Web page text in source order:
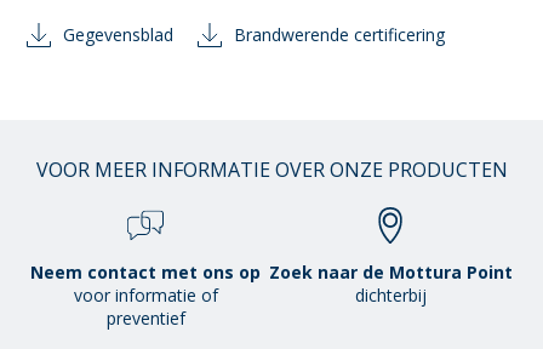
Gegevensblad Brandwerende certificering
VOOR MEER INFORMATIE OVER ONZE PRODUCTEN
Neem contact met ons op
voor informatie of
preventief
Zoek naar de Mottura Point
dichterbij